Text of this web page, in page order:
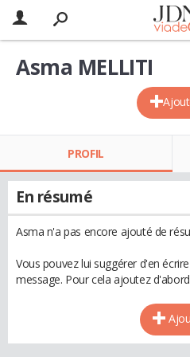
Asma MELLITI
PROFIL
En résumé
Asma n'a pas encore ajouté de
Vous pouvez lui suggérer d'en
message. Pour cela ajoutez